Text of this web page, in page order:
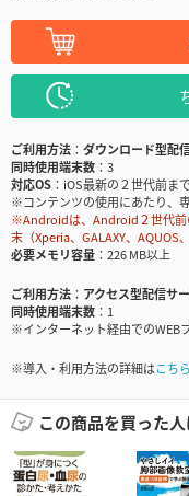
ご利用方法
ダウンロード型配
同時使用端末数
3
対応OS
iOS最新の２世代前ま
※コンテンツの使用にあたり、
※Androidは、Android２世代前
末（Xperia、GALAXY、AQUOS
必要メモリ容量
226 MB以上
ご利用方法
アクセス型配信サ
同時使用端末数
1
※インターネット経由でのWEB
※導入・利用方法の詳細はこちら
この商品を買った